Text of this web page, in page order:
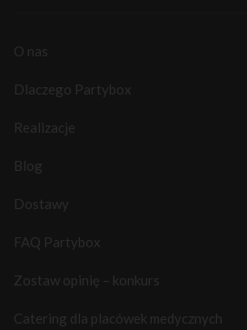
O nas
Dlaczego Partybox
Realizacje
Blog
Dostawy
FAQ Partybox
Zostaw opinię – konkurs
Catering dla placówek medycznych